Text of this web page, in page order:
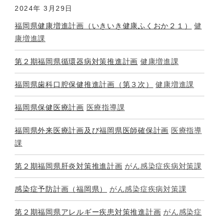
2024年 3月29日
福岡県健康増進計画（いきいき健康ふくおか２１）
健
康増進課
第２期福岡県循環器病対策推進計画 健康増進課
福岡県歯科口腔保健推進計画（第３次） 健康増進課
福岡県保健医療計画 医療指導課
福岡県外来医療計画及び福岡県医師確保計画 医療指導
課
第２期福岡県肝炎対策推進計画 がん感染症疾病対策課
感染症予防計画（福岡県） がん感染症疾病対策課
第２期福岡県アレルギー疾患対策推進計画 がん感染症